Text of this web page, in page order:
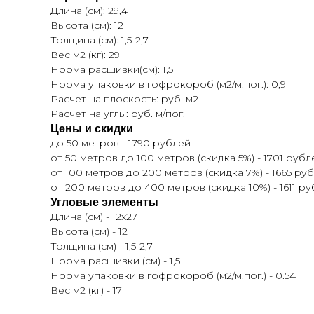
Длина (см): 29,4
Высота (см): 12
Толщина (см): 1,5-2,7
Вес м2 (кг): 29
Норма расшивки(см): 1,5
Норма упаковки в гофрокороб (м2/м.пог.): 0,9
Расчет на плоскость: руб. м2
Расчет на углы: руб. м/пог.
Цены и скидки
до 50 метров - 1790 рублей
от 50 метров до 100 метров (скидка 5%) - 1701
от 100 метров до 200 метров (скидка 7%) - 1665
от 200 метров до 400 метров (скидка 10%) - 1611
Угловые элементы
Длина (см) - 12x27
Высота (см) - 12
Толщина (см) - 1,5-2,7
Норма расшивки (см) - 1,5
Норма упаковки в гофрокороб (м2/м.пог.) - 0.54
Вес м2 (кг) - 17